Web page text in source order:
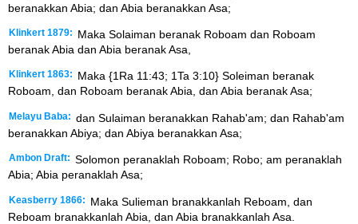
beranakkan Abia; dan Abia beranakkan Asa;
Klinkert 1879:
Maka Solaiman beranak Roboam dan Roboam
beranak Abia dan Abia beranak Asa,
Klinkert 1863:
Maka {1Ra 11:43; 1Ta 3:10} Soleiman beranak
Roboam, dan Roboam beranak Abia, dan Abia beranak Asa;
Melayu Baba: dan Sulaiman beranakkan Rahab'am; dan Rahab'am
beranakkan Abiya; dan Abiya beranakkan Asa;
Ambon Draft: Solomon peranaklah Roboam; Robo; am peranaklah
Abia; Abia peranaklah Asa;
Keasberry 1866:
Maka Sulieman branakkanlah Reboam, dan
Reboam branakkanlah Abia, dan Abia branakkanlah Asa.